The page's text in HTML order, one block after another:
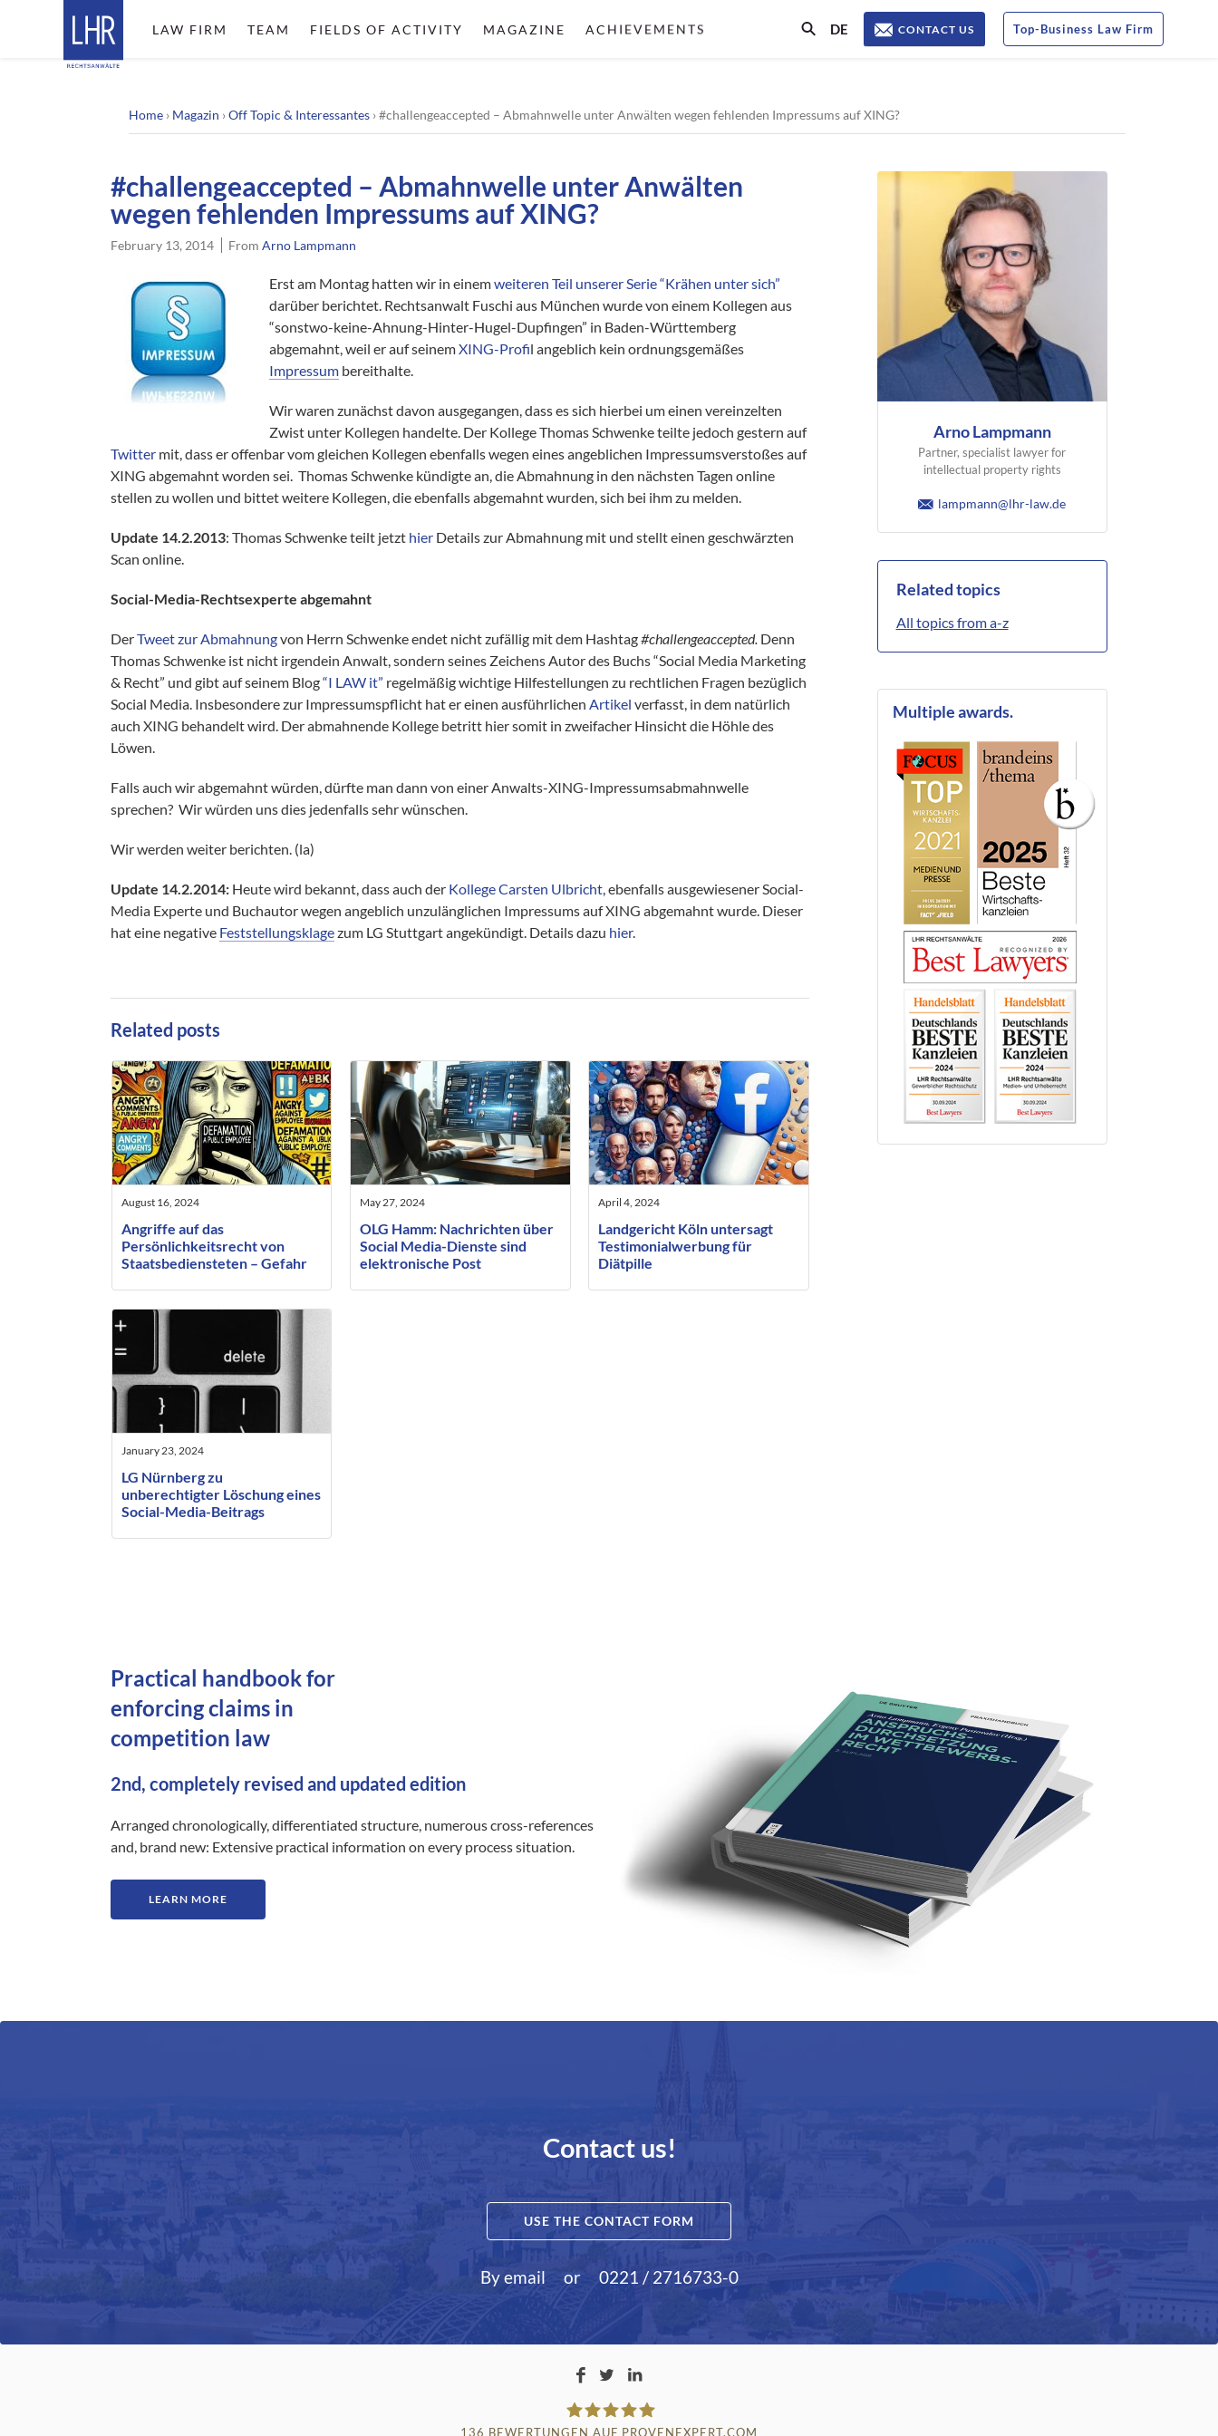
Top-Business Law Firm
CONTACT US
LAW FIRM TEAM FIELDS OF ACTIVITY MAGAZINE ACHIEVEMENTS DE
Home › Magazin ›Off Topic & Interessantes ›#challengeaccepted – Abmahnwelle unter Anwälten wegen fehlenden Impressums auf XING?
#challengeaccepted – Abmahnwelle unter Anwälten
wegen fehlenden Impressums auf XING?
February 13, 2014 FromArno Lampmann
Erst am Montag hatten wir in einemweiteren Teil unserer Serie “Krähen unter sich”
darüber berichtet. Rechtsanwalt Fuschi aus München wurde von einem Kollegen aus
“sonstwo-keine-Ahnung-Hinter-Hugel-Dupfingen” in Baden-Württemberg
abgemahnt, weil er auf seinemXING-Profil angeblich kein ordnungsgemäßes
Impressum bereithalte.
Wir waren zunächst davon ausgegangen, dass es sich hierbei um einen vereinzelten
Zwist unter Kollegen handelte. Der Kollege Thomas Schwenke teilte jedoch gestern auf
Twitter mit, dass er offenbar vom gleichen Kollegen ebenfalls wegen eines angeblichen Impressumsverstoßes auf
XING abgemahnt worden sei. Thomas Schwenke kündigte an, die Abmahnung in den nächsten Tagen online
stellen zu wollen und bittet weitere Kollegen, die ebenfalls abgemahnt wurden, sich bei ihm zu melden.
Update 14.2.2013: Thomas Schwenke teilt jetzt hier Details zur Abmahnung mit und stellt einen geschwärzten
Scan online.
Social-Media-Rechtsexperte abgemahnt
DerTweet zur Abmahnungvon Herrn Schwenke endet nicht zufällig mit dem Hashtag#challengeaccepted. Denn
Thomas Schwenke ist nicht irgendein Anwalt, sondern seines Zeichens Autor des Buchs “Social Media Marketing
& Recht” und gibt auf seinem Blog“I LAW it” regelmäßig wichtige Hilfestellungen zu rechtlichen Fragen bezüglich
Social Media. Insbesondere zur Impressumspflicht hat er einen ausführlichenArtikel verfasst, in dem natürlich
auch XING behandelt wird. Der abmahnende Kollege betritt hier somit in zweifacher Hinsicht die Höhle des
Löwen.
Falls auch wir abgemahnt würden, dürfte man dann von einer Anwalts-XING-Impressumsabmahnwelle
sprechen? Wir würden uns dies jedenfalls sehr wünschen.
Wir werden weiter berichten. (la)
Update 14.2.2014: Heute wird bekannt, dass auch der Kollege Carsten Ulbricht, ebenfalls ausgewiesener Social-
Media Experte und Buchautor wegen angeblich unzulänglichen Impressums auf XING abgemahnt wurde. Dieser
hat eine negative Feststellungsklagezum LG Stuttgart angekündigt. Details dazu hier.
Related posts
August 16, 2024
Angriffe auf das
Persönlichkeitsrecht von
Staatsbediensteten – Gefahr
May 27, 2024
OLG Hamm: Nachrichten über
Social Media-Dienste sind
elektronische Post
April 4, 2024
Landgericht Köln untersagt
Testimonialwerbung für
Diätpille
January 23, 2024
LG Nürnberg zu
unberechtigter Löschung eines
Social-Media-Beitrags
Arno Lampmann
Partner, specialist lawyer for
intellectual property rights
lampmann@lhr-law.de
Related topics
All topics from a-z
Multiple awards.
Practical handbook for
enforcing claims in
competition law
2nd, completely revised and updated edition
Arranged chronologically, differentiated structure, numerous cross-references
and, brand new: Extensive practical information on every process situation.
LEARN MORE
Contact us!
USE THE CONTACT FORM
By email or 0221 / 2716733-0
136 BEWERTUNGEN AUF PROVENEXPERT.COM